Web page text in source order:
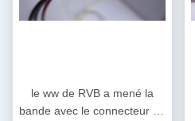
le ww de RVB a mené la
bande avec le connecteur au